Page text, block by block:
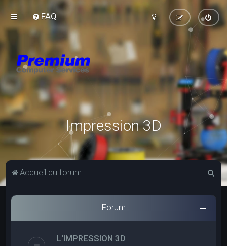
FAQ
Impression 3D
Accueil du forum
c
Forum
L'IMPRESSION 3D